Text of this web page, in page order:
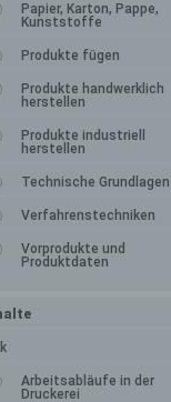
Papier, Karton, Pappe,
Kunststoffe
Produkte fügen
Produkte handwerklich
herstellen
Produkte industriell
herstellen
Technische Grundlagen
Verfahrenstechniken
Vorprodukte und
Produktdaten
Arbeitsabläufe in der
Druckerei